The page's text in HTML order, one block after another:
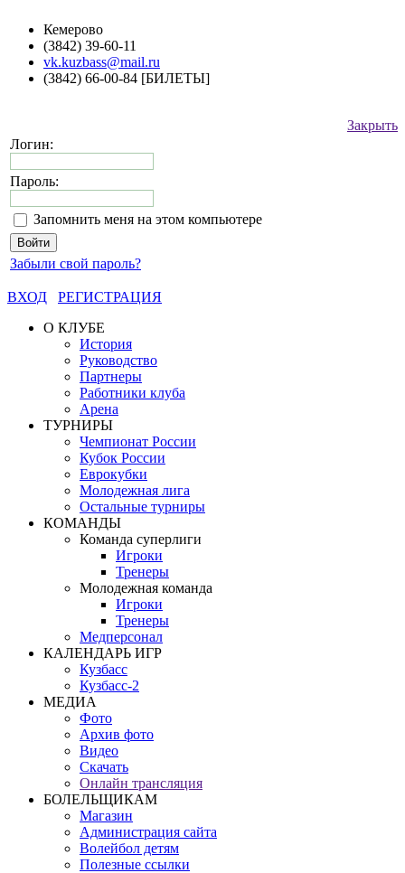
Кемерово
(3842) 39-60-11
vk.kuzbass@mail.ru
(3842) 66-00-84 [БИЛЕТЫ]
Закрыть
Логин:
Пароль:
Запомнить меня на этом компьютере
Забыли свой пароль?
ВХОД
РЕГИСТРАЦИЯ
О КЛУБЕ
История
Руководство
Партнеры
Работники клуба
Арена
ТУРНИРЫ
Чемпионат России
Кубок России
Еврокубки
Молодежная лига
Остальные турниры
КОМАНДЫ
Команда суперлиги
Игроки
Тренеры
Молодежная команда
Игроки
Тренеры
Медперсонал
КАЛЕНДАРЬ ИГР
Кузбасс
Кузбасс-2
МЕДИА
Фото
Архив фото
Видео
Скачать
Онлайн трансляция
БОЛЕЛЬЩИКАМ
Магазин
Администрация сайта
Волейбол детям
Полезные ссылки